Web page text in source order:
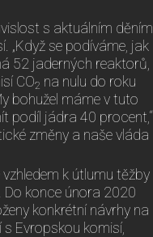
s aktuálním děním
„Když se podíváme, jak
52 jaderných reaktorů,
CO2 na nulu do roku
bohužel máme v tuto
podíl jádra 40 procent,“
změny a naše vláda
k útlumu těžby
konce února 2020
konkrétní návrhy na
Evropskou komisí,